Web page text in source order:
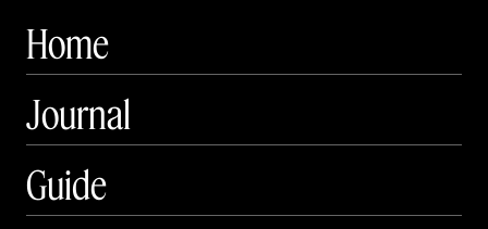
Home
Journal
Guide